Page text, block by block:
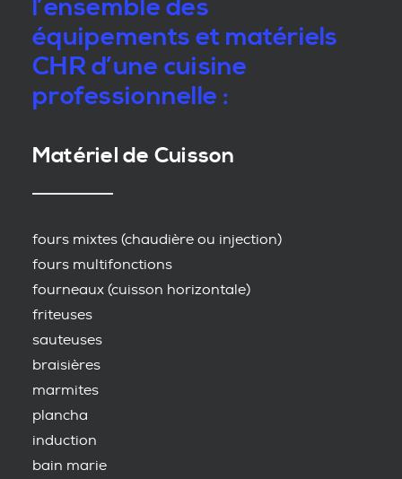
l’ensemble des
équipements et matériels
CHR d’une cuisine
professionnelle :
Matériel de Cuisson
fours mixtes (chaudière ou injection)
fours multifonctions
fourneaux (cuisson horizontale)
friteuses
sauteuses
braisières
marmites
plancha
induction
bain marie